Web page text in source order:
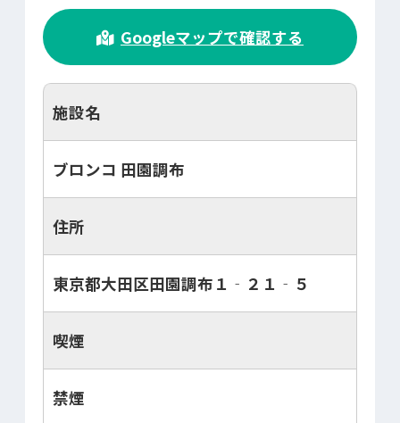
Googleマップで確認する
施設名
ブロンコ 田園調布
住所
東京都大田区田園調布１‐２１‐５
喫煙
禁煙